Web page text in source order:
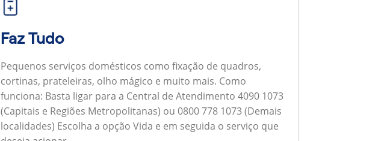
Faz Tudo
Pequenos serviços domésticos como fixação de quadros,
cortinas, prateleiras, olho mágico e muito mais. Como
funciona: Basta ligar para a Central de Atendimento 4090 1073
(Capitais e Regiões Metropolitanas) ou 0800 778 1073 (Demais
localidades) Escolha a opção Vida e em seguida o serviço que